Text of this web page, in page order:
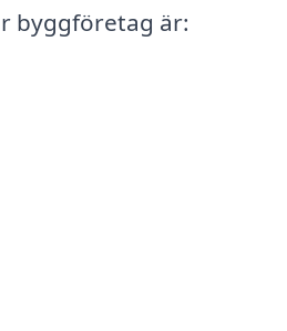
byggföretag är: